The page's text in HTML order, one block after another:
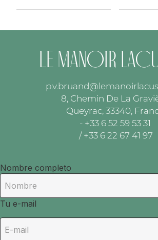
Le Manoir
8, Chemin De La
Queyrac, 33340,
- +33 6 52 59 53 31
/ +33 6 22 67 41 97
Nombre completo
Tu e-mail